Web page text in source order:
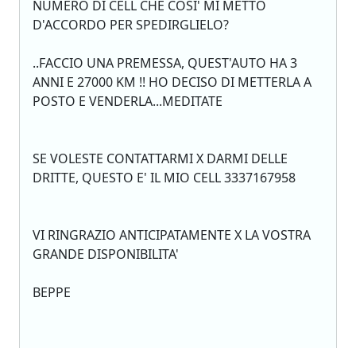
NUMERO DI CELL CHE COSI' MI METTO
D'ACCORDO PER SPEDIRGLIELO?
..FACCIO UNA PREMESSA, QUEST'AUTO HA 3
ANNI E 27000 KM !! HO DECISO DI METTERLA A
POSTO E VENDERLA...MEDITATE
SE VOLESTE CONTATTARMI X DARMI DELLE
DRITTE, QUESTO E' IL MIO CELL 3337167958
VI RINGRAZIO ANTICIPATAMENTE X LA VOSTRA
GRANDE DISPONIBILITA'
BEPPE